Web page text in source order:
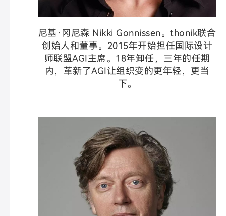
尼基·冈尼森 Nikki Gonnissen。thonik联合
创始人和董事。2015年开始担任国际设计
师联盟AGI主席。18年卸任，三年的任期
内，革新了AGI让组织变的更年轻，更当
下。